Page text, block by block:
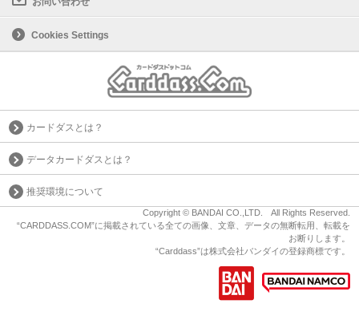
Cookies Settings
カードダスとは？
データカードダスとは？
推奨環境について
Copyright © BANDAI CO.,LTD. All Rights Reserved.
“CARDDASS.COM”に掲載されている全ての画像、文章、データの無断転用、転載を
お断りします。
“Carddass”は株式会社バンダイの登録商標です。